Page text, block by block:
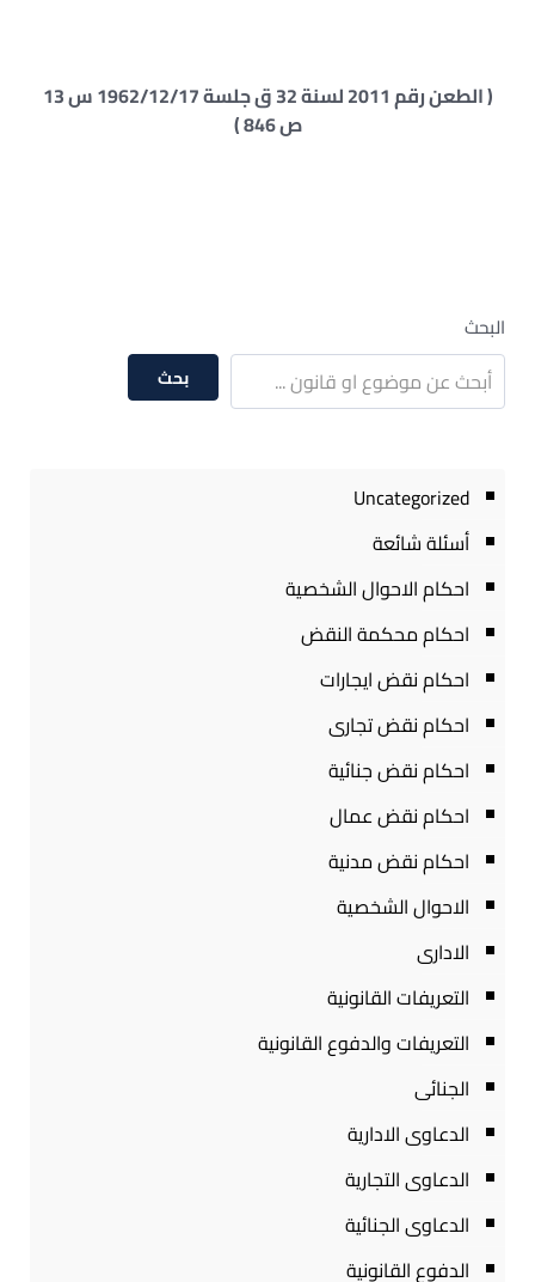
( الطعن رقم 2011 لسنة 32 ق جلسة 1962/12/17 س 13
ص 846 )
البحث
بحث
Uncategorized
أسئلة شائعة
احكام الاحوال الشخصية
احكام محكمة النقض
احكام نقض ايجارات
احكام نقض تجارى
احكام نقض جنائية
احكام نقض عمال
احكام نقض مدنية
الاحوال الشخصية
الادارى
التعريفات القانونية
التعريفات والدفوع القانونية
الجنائى
الدعاوى الادارية
الدعاوى التجارية
الدعاوى الجنائية
الدفوع القانونية